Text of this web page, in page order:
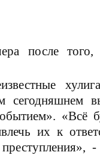
после того,
«Всё
их к
-